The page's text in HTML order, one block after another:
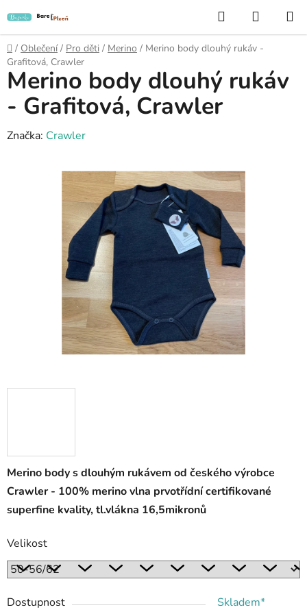
na
obsah
Hledat
KOŠÍK
Domů
/ Oblečení / Pro děti / Merino / Merino body dlouhý rukáv -
Grafitová, Crawler
Merino body s dlouhým rukávem od českého výrobce
Crawler - 100% merino vlna prvotřídní certifikované
superfine kvality, tl.vlákna 16,5mikronů
Velikost
Dostupnost
Skladem*
Merino body dlouhý rukáv
- Grafitová, Crawler
Značka: Crawler